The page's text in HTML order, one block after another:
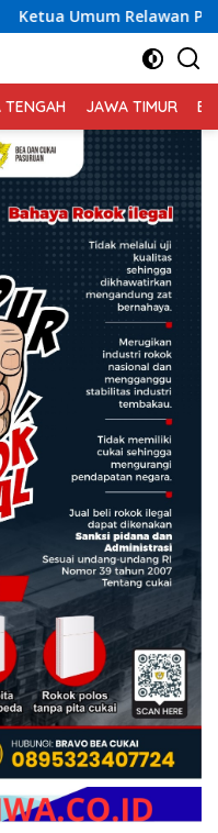
Rakyat Lintas Batas
TENGAH JAWA TIMUR